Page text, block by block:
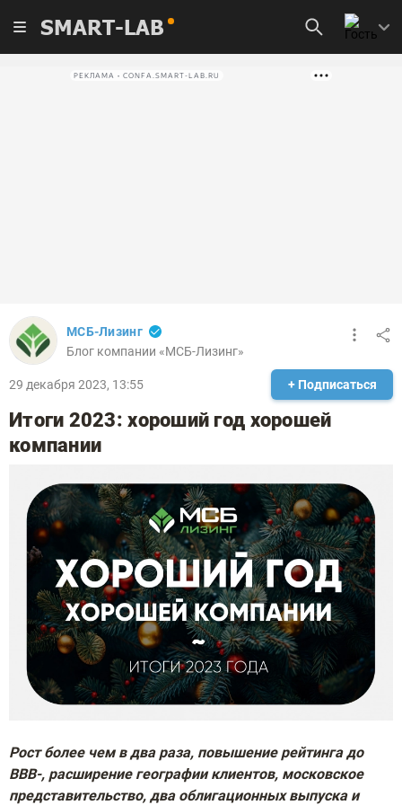
SMART-LAB
РЕКЛАМА • CONFA.SMART-LAB.RU
МСБ-Лизинг
Блог компании «МСБ-Лизинг»
29 декабря 2023, 13:55 + Подписаться
Итоги 2023: хороший год хорошей
компании
Рост более чем в два раза, повышение рейтинга до
ВВВ-, расширение географии клиентов, московское
представительство, два облигационных выпуска и